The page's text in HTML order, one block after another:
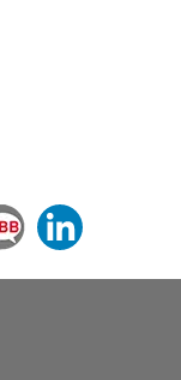
ÖBB Corporate Blog
LinkedIn